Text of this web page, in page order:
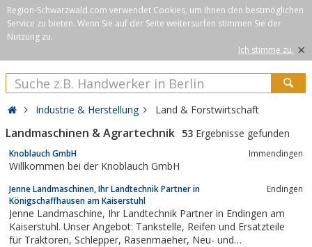
Region-Schwarzwald.com verwendet Cookies, um Ihnen den bestmöglichen
Service zu bieten. Wenn Sie auf der Seite weitersurfen stimmen Sie der
Nutzung zu.
Ich stimme zu. ×
Industrie & Herstellung Land & Forstwirtschaft
Landmaschinen & Agrartechnik 53 Ergebnisse gefunden
Knoblauch GmbH Immendingen
Willkommen bei der Knoblauch GmbH
Jenne Landmaschinen, Ihr Landtechnik Partner in
Königschaffhausen am Kaiserstuhl
Endingen
Jenne Landmaschine, Ihr Landtechnik Partner in Endingen am
Kaiserstuhl. Unser Angebot: Tankstelle, Reifen und Ersatzteile
für Traktoren, Schlepper, Rasenmaeher, Neu- und